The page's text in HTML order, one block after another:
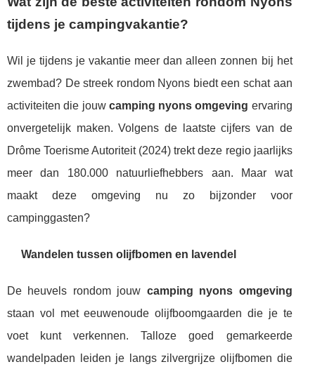
tijdens je campingvakantie?
Wil je tijdens je vakantie meer dan alleen zonnen bij het
zwembad? De streek rondom Nyons biedt een schat aan
activiteiten die jouw camping nyons omgeving ervaring
onvergetelijk maken. Volgens de laatste cijfers van de
Drôme Toerisme Autoriteit (2024) trekt deze regio jaarlijks
meer dan 180.000 natuurliefhebbers aan. Maar wat
maakt deze omgeving nu zo bijzonder voor
campinggasten?
Wandelen tussen olijfbomen en lavendel
De heuvels rondom jouw camping nyons omgeving
staan vol met eeuwenoude olijfboomgaarden die je te
voet kunt verkennen. Talloze goed gemarkeerde
wandelpaden leiden je langs zilvergrijze olijfbomen die